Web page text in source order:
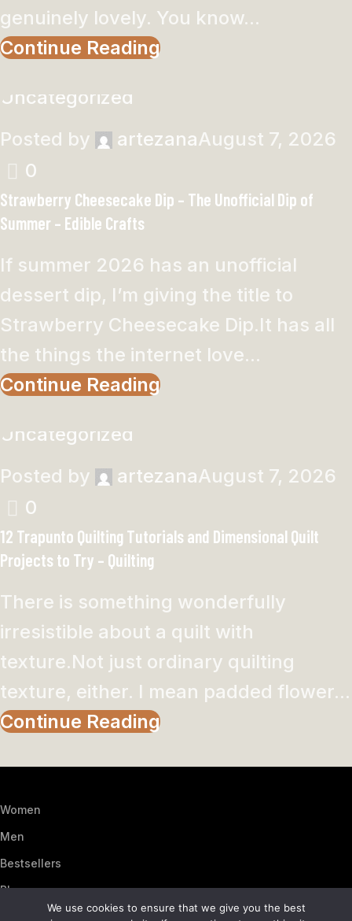
genuinely lovely. You know...
Continue Reading
Uncategorized
Posted by
artezanaAugust 7, 2026
0
Strawberry Cheesecake Dip – The Unofficial Dip of
Summer – Edible Crafts
If summer 2026 has an unofficial
dessert dip, I’m giving the title to
Strawberry Cheesecake Dip.It has all
the things the internet love...
Continue Reading
Uncategorized
Posted by
artezanaAugust 7, 2026
0
12 Trapunto Quilting Tutorials and Dimensional Quilt
Projects to Try – Quilting
There is something wonderfully
irresistible about a quilt with
texture.Not just ordinary quilting
texture, either. I mean padded flower...
Continue Reading
Women
Men
Bestsellers
Blog
We use cookies to ensure that we give you the best